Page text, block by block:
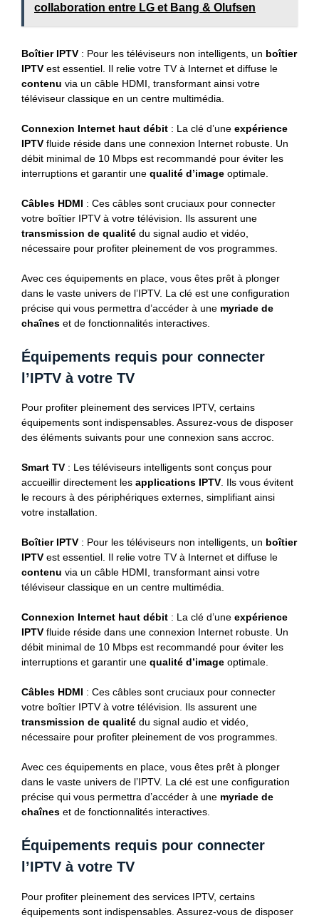
collaboration entre LG et Bang & Olufsen
Boîtier IPTV : Pour les téléviseurs non intelligents, un boîtier
IPTV est essentiel. Il relie votre TV à Internet et diffuse le
contenu via un câble HDMI, transformant ainsi votre
téléviseur classique en un centre multimédia.
Connexion Internet haut débit : La clé d’une expérience
IPTV fluide réside dans une connexion Internet robuste. Un
débit minimal de 10 Mbps est recommandé pour éviter les
interruptions et garantir une qualité d’image optimale.
Câbles HDMI : Ces câbles sont cruciaux pour connecter
votre boîtier IPTV à votre télévision. Ils assurent une
transmission de qualité du signal audio et vidéo,
nécessaire pour profiter pleinement de vos programmes.
Avec ces équipements en place, vous êtes prêt à plonger
dans le vaste univers de l’IPTV. La clé est une configuration
précise qui vous permettra d’accéder à une myriade de
chaînes et de fonctionnalités interactives.
Équipements requis pour connecter
l’IPTV à votre TV
Pour profiter pleinement des services IPTV, certains
équipements sont indispensables. Assurez-vous de disposer
des éléments suivants pour une connexion sans accroc.
Smart TV : Les téléviseurs intelligents sont conçus pour
accueillir directement les applications IPTV. Ils vous évitent
le recours à des périphériques externes, simplifiant ainsi
votre installation.
Boîtier IPTV : Pour les téléviseurs non intelligents, un boîtier
IPTV est essentiel. Il relie votre TV à Internet et diffuse le
contenu via un câble HDMI, transformant ainsi votre
téléviseur classique en un centre multimédia.
Connexion Internet haut débit : La clé d’une expérience
IPTV fluide réside dans une connexion Internet robuste. Un
débit minimal de 10 Mbps est recommandé pour éviter les
interruptions et garantir une qualité d’image optimale.
Câbles HDMI : Ces câbles sont cruciaux pour connecter
votre boîtier IPTV à votre télévision. Ils assurent une
transmission de qualité du signal audio et vidéo,
nécessaire pour profiter pleinement de vos programmes.
Avec ces équipements en place, vous êtes prêt à plonger
dans le vaste univers de l’IPTV. La clé est une configuration
précise qui vous permettra d’accéder à une myriade de
chaînes et de fonctionnalités interactives.
Équipements requis pour connecter
l’IPTV à votre TV
Pour profiter pleinement des services IPTV, certains
équipements sont indispensables. Assurez-vous de disposer